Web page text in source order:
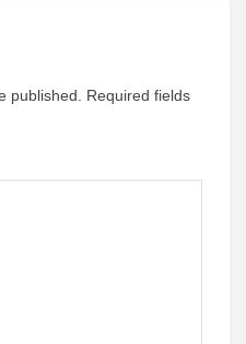
published. Required fields